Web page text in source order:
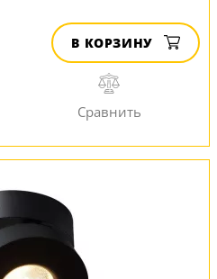
В КОРЗИНУ